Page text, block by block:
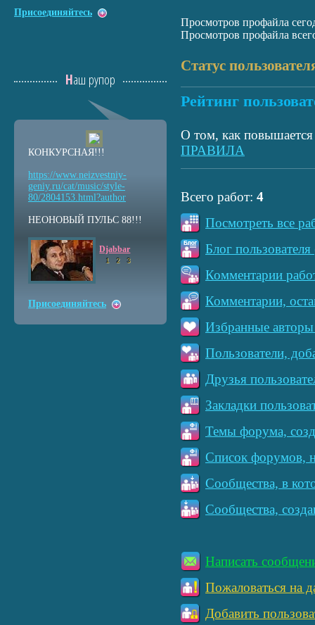
Просмотров профайла
Просмотров профайла
Статус
Рейтинг
О том, как повышается
ПРАВИЛА
Всего работ: 4
Посмотреть все
Блог
Комментарии
Комментарии,
Избранные авторы
Пользователи,
Друзья
Закладки
Темы форума,
Список форумов,
Сообщества, в
Сообщества,
Написать
Пожаловаться на
Добавить
Присоединяйтесь
Наш рупор
КОНКУРСНАЯ!!!
https://www.neizvestniy-
geniy.ru/cat/music/style-
80/2804153.html?author
НЕОНОВЫЙ ПУЛЬС 88!!!
Djabbar
1 2 3
Присоединяйтесь